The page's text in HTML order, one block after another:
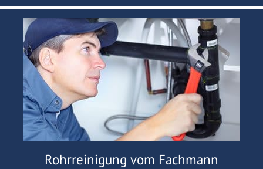
Rohrreinigung vom Fachmann